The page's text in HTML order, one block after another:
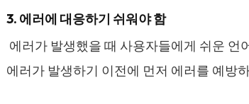
3. 에러에 대응하기 쉬워야 함
에러가 발생했을 때 사용자들에게 쉬운 언
에러가 발생하기 이전에 먼저 에러를 예방